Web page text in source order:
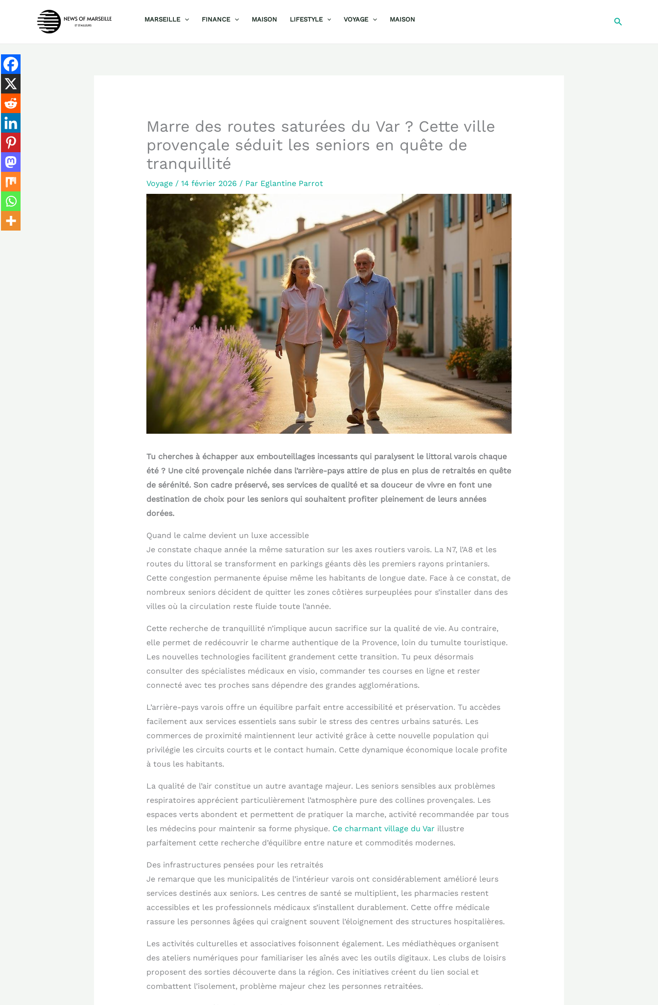
MARSEILLE FINANCE MAISON LIFESTYLE VOYAGE MAISON
Marre des routes saturées du Var ? Cette ville
provençale séduit les seniors en quête de
tranquillité
Voyage/ 14 février 2026 / Par Eglantine Parrot
Tu cherches à échapper aux embouteillages incessants qui paralysent le littoral varois chaque
été ? Une cité provençale nichée dans l’arrière-pays attire de plus en plus de retraités en quête
de sérénité. Son cadre préservé, ses services de qualité et sa douceur de vivre en font une
destination de choix pour les seniors qui souhaitent profiter pleinement de leurs années
dorées.
Quand le calme devient un luxe accessible
Je constate chaque année la même saturation sur les axes routiers varois. La N7, l’A8 et les
routes du littoral se transforment en parkings géants dès les premiers rayons printaniers.
Cette congestion permanente épuise même les habitants de longue date. Face à ce constat, de
nombreux seniors décident de quitter les zones côtières surpeuplées pour s’installer dans des
villes où la circulation reste fluide toute l’année.
Cette recherche de tranquillité n’implique aucun sacrifice sur la qualité de vie. Au contraire,
elle permet de redécouvrir le charme authentique de la Provence, loin du tumulte touristique.
Les nouvelles technologies facilitent grandement cette transition. Tu peux désormais
consulter des spécialistes médicaux en visio, commander tes courses en ligne et rester
connecté avec tes proches sans dépendre des grandes agglomérations.
L’arrière-pays varois offre un équilibre parfait entre accessibilité et préservation. Tu accèdes
facilement aux services essentiels sans subir le stress des centres urbains saturés. Les
commerces de proximité maintiennent leur activité grâce à cette nouvelle population qui
privilégie les circuits courts et le contact humain. Cette dynamique économique locale profite
à tous les habitants.
La qualité de l’air constitue un autre avantage majeur. Les seniors sensibles aux problèmes
respiratoires apprécient particulièrement l’atmosphère pure des collines provençales. Les
espaces verts abondent et permettent de pratiquer la marche, activité recommandée par tous
les médecins pour maintenir sa forme physique. Ce charmant village du Var illustre
parfaitement cette recherche d’équilibre entre nature et commodités modernes.
Des infrastructures pensées pour les retraités
Je remarque que les municipalités de l’intérieur varois ont considérablement amélioré leurs
services destinés aux seniors. Les centres de santé se multiplient, les pharmacies restent
accessibles et les professionnels médicaux s’installent durablement. Cette offre médicale
rassure les personnes âgées qui craignent souvent l’éloignement des structures hospitalières.
Les activités culturelles et associatives foisonnent également. Les médiathèques organisent
des ateliers numériques pour familiariser les aînés avec les outils digitaux. Les clubs de loisirs
proposent des sorties découverte dans la région. Ces initiatives créent du lien social et
combattent l’isolement, problème majeur chez les personnes retraitées.